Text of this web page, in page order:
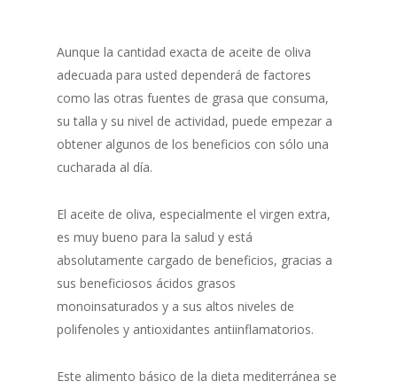
Aunque la cantidad exacta de aceite de oliva
adecuada para usted dependerá de factores
como las otras fuentes de grasa que consuma,
su talla y su nivel de actividad, puede empezar a
obtener algunos de los beneficios con sólo una
cucharada al día.
El aceite de oliva, especialmente el virgen extra,
es muy bueno para la salud y está
absolutamente cargado de beneficios, gracias a
sus beneficiosos ácidos grasos
monoinsaturados y a sus altos niveles de
polifenoles y antioxidantes antiinflamatorios.
Este alimento básico de la dieta mediterránea se